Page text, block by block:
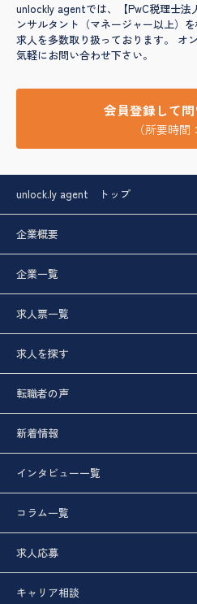
unlockly agentでは、【PwC税理士法
ンサルタント（マネージャー以上）
求人を多数取り扱っております。 オ
気軽にお問い合わせ下さい。
会員登録して
（所要時間
unlock.ly agent トップ
企業概要
企業一覧
求人票一覧
求人を探す
転職者の声
新着情報
インタビュー一覧
コラム一覧
求人応募
キャリア相談